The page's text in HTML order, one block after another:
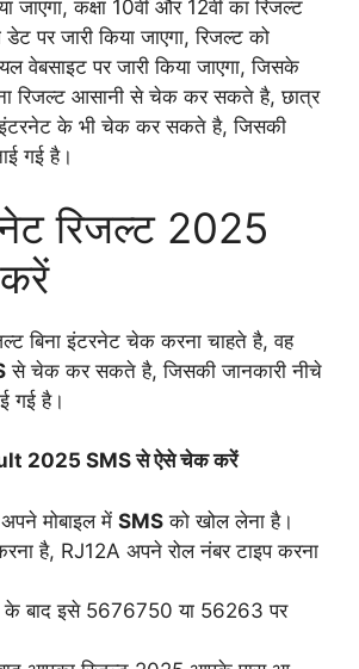
जाएगा, कक्षा 10वीं और 12वीं का रिजल्ट
पर जारी किया जाएगा, रिजल्ट को
वेबसाइट पर जारी किया जाएगा, जिसके
रिजल्ट आसानी से चेक कर सकते है, छात्र
इंटरनेट के भी चेक कर सकते है, जिसकी
गई है।
रिजल्ट 2025
बिना इंटरनेट चेक करना चाहते है, वह
से चेक कर सकते है, जिसकी जानकारी नीचे
गई है।
2025 SMS से ऐसे चेक करें
मोबाइल में SMS को खोल लेना है।
है, RJ12A अपने रोल नंबर टाइप करना
के बाद इसे 5676750 या 56263 पर